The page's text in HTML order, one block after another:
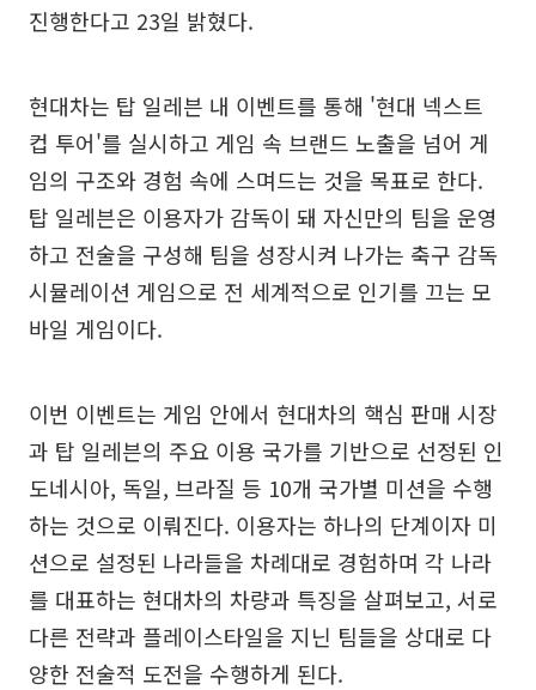
진행한다고 23일 밝혔다.
현대차는 탑 일레븐 내 이벤트를 통해 '현대 넥스트
컵 투어'를 실시하고 게임 속 브랜드 노출을 넘어 게
임의 구조와 경험 속에 스며드는 것을 목표로 한다.
탑 일레븐은 이용자가 감독이 돼 자신만의 팀을 운영
하고 전술을 구성해 팀을 성장시켜 나가는 축구 감독
시뮬레이션 게임으로 전 세계적으로 인기를 끄는 모
바일 게임이다.
이번 이벤트는 게임 안에서 현대차의 핵심 판매 시장
과 탑 일레븐의 주요 이용 국가를 기반으로 선정된 인
도네시아, 독일, 브라질 등 10개 국가별 미션을 수행
하는 것으로 이뤄진다. 이용자는 하나의 단계이자 미
션으로 설정된 나라들을 차례대로 경험하며 각 나라
를 대표하는 현대차의 차량과 특징을 살펴보고, 서로
다른 전략과 플레이스타일을 지닌 팀들을 상대로 다
양한 전술적 도전을 수행하게 된다.